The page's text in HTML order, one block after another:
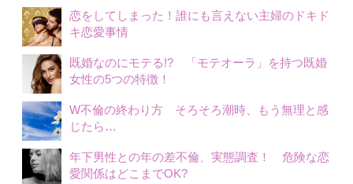
恋をしてしまった！誰にも言えない主婦のドキド
キ恋愛事情
既婚なのにモテる!? 「モテオーラ」を持つ既婚
女性の5つの特徴！
W不倫の終わり方 そろそろ潮時、もう無理と感
じたら…
年下男性との年の差不倫、実態調査！ 危険な恋
愛関係はどこまでOK?